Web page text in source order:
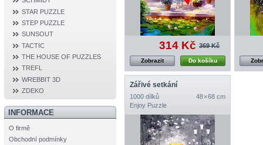
STAR PUZZLE
STEP PUZZLE
SUNSOUT
TACTIC
THE HOUSE OF PUZZLES
TREFL
WREBBIT 3D
ZDEKO
INFORMACE
O firmě
Obchodní podmínky
314 Kč 369 Kč
Do košíku
Zobrazit
Zářivé setkání
1000 dílků
48 × 68 cm
Enjoy Puzzle